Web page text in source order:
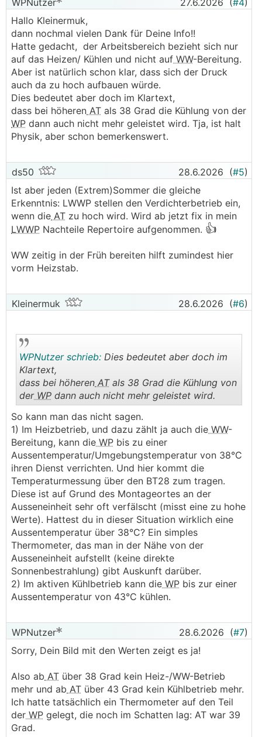
WPNutzer 27.6.2026 (#4)
Hallo Kleinermuk,
dann nochmal vielen Dank für Deine Info!!
Hatte gedacht, der Arbeitsbereich bezieht sich nur
auf das Heizen/ Kühlen und nicht auf WW-Bereitung.
Aber ist natürlich schon klar, dass sich der Druck
auch da zu hoch aufbauen würde.
Dies bedeutet aber doch im Klartext,
dass bei höheren AT als 38 Grad die Kühlung von der
WP dann auch nicht mehr geleistet wird. Tja, ist halt
Physik, aber schon bemerkenswert.
ds50 28.6.2026 (#5)
Ist aber jeden (Extrem)Sommer die gleiche
Erkenntnis: LWWP stellen den Verdichterbetrieb ein,
wenn die AT zu hoch wird. Wird ab jetzt fix in mein
LWWP Nachteile Repertoire aufgenommen. 👍
WW zeitig in der Früh bereiten hilft zumindest hier
vorm Heizstab.
Kleinermuk 28.6.2026 (#6)
..
WPNutzer schrieb: Dies bedeutet aber doch im
Klartext,
dass bei höheren ATals 38 Grad die Kühlung von
derWP dann auch nicht mehr geleistet wird.
So kann man das nicht sagen.
1) Im Heizbetrieb, und dazu zählt ja auch die WW-
Bereitung, kann die WP bis zu einer
Aussentemperatur/Umgebungstemperatur von 38°C
ihren Dienst verrichten. Und hier kommt die
Temperaturmessung über den BT28 zum tragen.
Diese ist auf Grund des Montageortes an der
Ausseneinheit sehr oft verfälscht (misst eine zu hohe
Werte). Hattest du in dieser Situation wirklich eine
Aussentemperatur über 38°C? Ein simples
Thermometer, das man in der Nähe von der
Ausseneinheit aufstellt (keine direkte
Sonnenbestrahlung) gibt Auskunft darüber.
2) Im aktiven Kühlbetrieb kann die WP bis zur einer
Aussentemperatur von 43°C kühlen.
WPNutzer 28.6.2026 (#7)
Sorry, Dein Bild mit den Werten zeigt es ja!
Also ab AT über 38 Grad kein Heiz-/WW-Betrieb
mehr und ab AT über 43 Grad kein Kühlbetrieb mehr.
Ich hatte tatsächlich ein Thermometer auf den Teil
der WP gelegt, die noch im Schatten lag: AT war 39
Grad.